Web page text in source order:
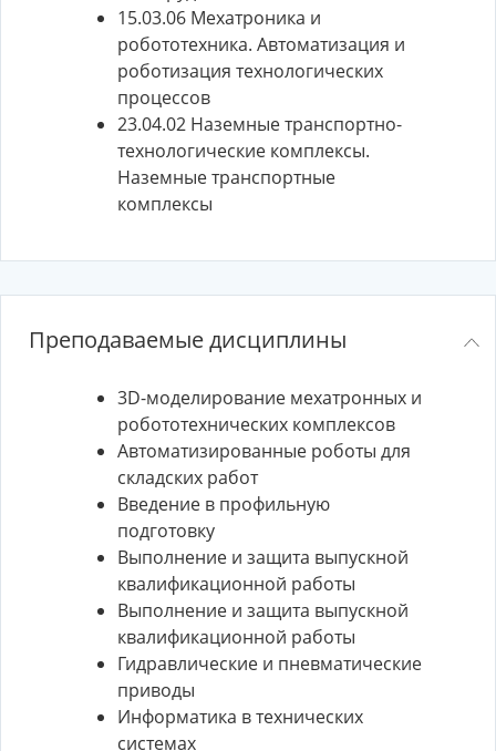
15.03.06 Мехатроника и
робототехника. Автоматизация и
роботизация технологических
процессов
23.04.02 Наземные транспортно-
технологические комплексы.
Наземные транспортные
комплексы
Преподаваемые дисциплины
3D-моделирование мехатронных и
робототехнических комплексов
Автоматизированные роботы для
складских работ
Введение в профильную
подготовку
Выполнение и защита выпускной
квалификационной работы
Выполнение и защита выпускной
квалификационной работы
Гидравлические и пневматические
приводы
Информатика в технических
системах